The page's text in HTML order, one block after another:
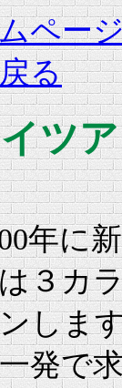
ペー
る
ツ
年に新
３カ
しま
発で